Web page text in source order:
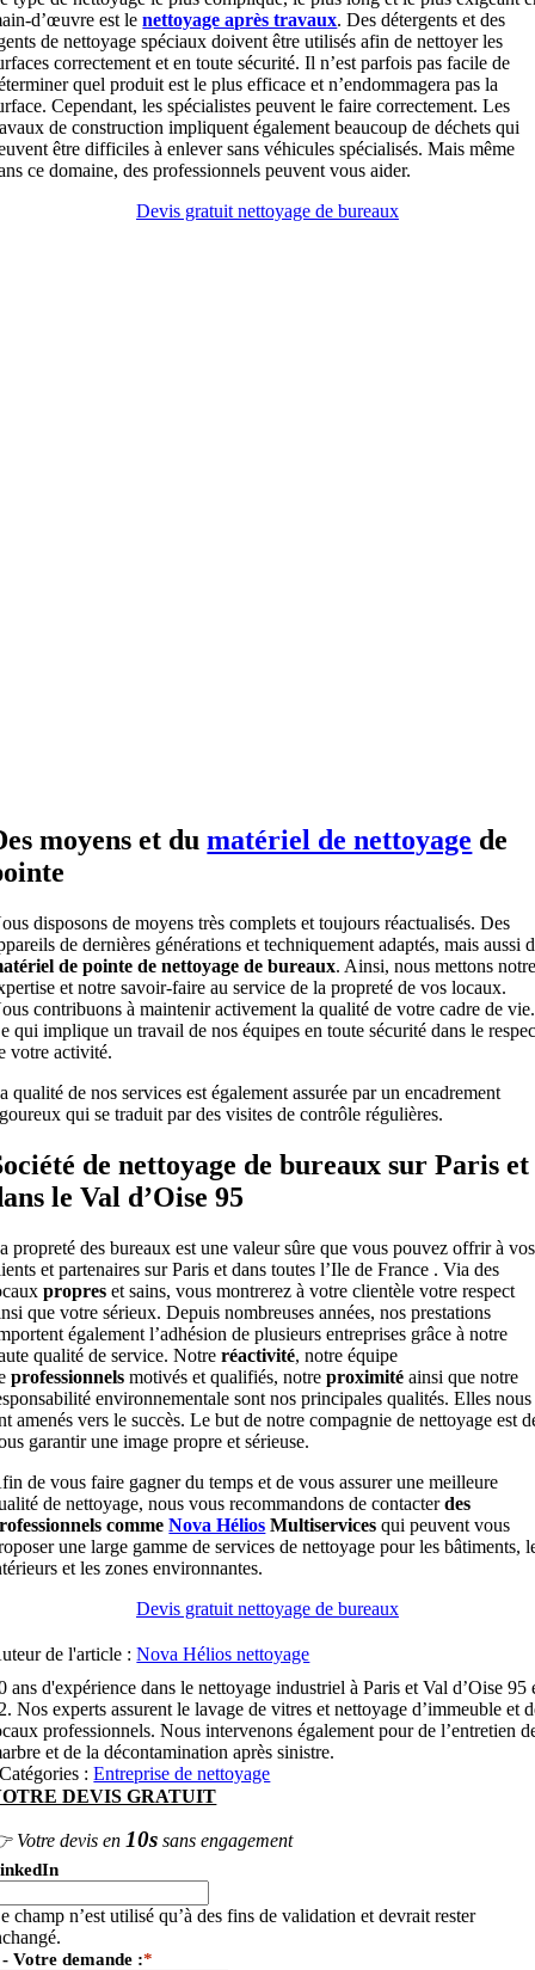
d’œuvre est lenettoyage après travaux. Des détergents et des
de nettoyage spéciaux doivent être utilisés afin de nettoyer les
correctement et en toute sécurité. Il n’est parfois pas facile de
quel produit est le plus efficace et n’endommagera pas la
Cependant, les spécialistes peuvent le faire correctement. Les
de construction impliquent également beaucoup de déchets qui
être difficiles à enlever sans véhicules spécialisés. Mais même
ce domaine, des professionnels peuvent vous aider.
Devis gratuit nettoyage de bureaux
moyens et dumatériel de nettoyage de
disposons de moyens très complets et toujours réactualisés. Des
de dernières générations et techniquement adaptés, mais aussi
de pointe de nettoyage de bureaux. Ainsi, nous mettons
et notre savoir-faire au service de la propreté de vos locaux.
contribuons à maintenir activement la qualité de votre cadre de vie.
qui implique un travail de nos équipes en toute sécurité dans le
votre activité.
qualité de nos services est également assurée par un encadrement
qui se traduit par des visites de contrôle régulières.
de nettoyage de bureaux sur Paris et
le Val d’Oise 95
propreté des bureaux est une valeur sûre que vous pouvez offrir à vos
et partenaires sur Paris et dans toutes l’Ile de France . Via des
propreset sains, vous montrerez à votre clientèle votre respect
que votre sérieux. Depuis nombreuses années, nos prestations
également l’adhésion de plusieurs entreprises grâce à notre
qualité de service. Notreréactivité, notre équipe
professionnelsmotivés et qualifiés, notreproximité ainsi que notre
environnementale sont nos principales qualités. Elles nous
amenés vers le succès. Le but de notre compagnie de nettoyage est
garantir une image propre et sérieuse.
de vous faire gagner du temps et de vous assurer une meilleure
de nettoyage, nous vous recommandons de contacterdes
commeNova Hélios Multiservices qui peuvent vous
une large gamme de services de nettoyage pour les bâtiments,
et les zones environnantes.
Devis gratuit nettoyage de bureaux
de l'article :Nova Hélios nettoyage
ans d'expérience dans le nettoyage industriel à Paris et Val d’Oise 95
Nos experts assurent le lavage de vitres et nettoyage d’immeuble et
professionnels. Nous intervenons également pour de l’entretien
et de la décontamination après sinistre.
Catégories :Entreprise de nettoyage
DEVIS GRATUIT
Votre devis en 10s sans engagement
champ n’est utilisé qu’à des fins de validation et devrait rester
- Votre demande :*